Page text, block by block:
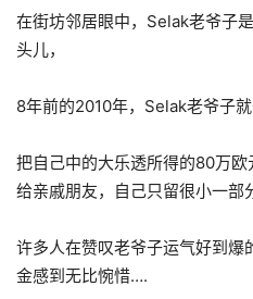
在街坊邻居眼中，Selak老爷子
头儿，
8年前的2010年，Selak老爷子
把自己中的大乐透所得的80万
给亲戚朋友，自己只留很小一部
许多人在赞叹老爷子运气好到爆
金感到无比惋惜….